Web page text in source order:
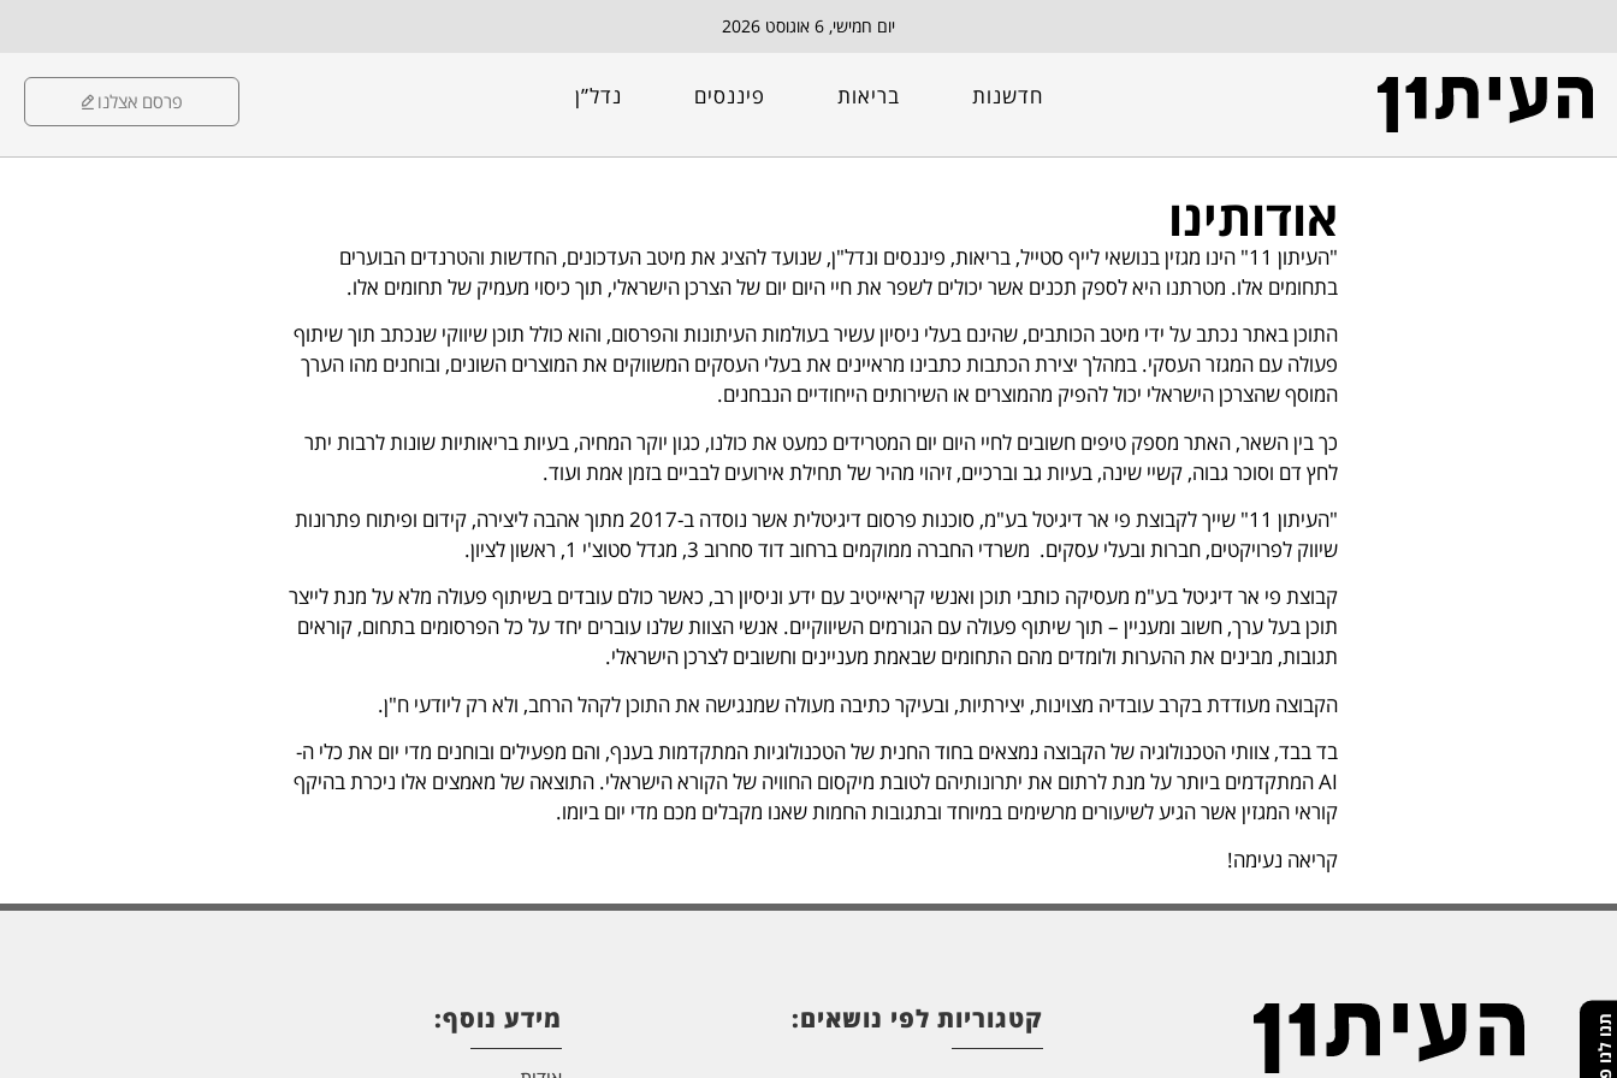
יום חמישי, 6 אוגוסט 2026
חדשנות בריאות פיננסים נדל”ן פרסם אצלנו
אודותינו
"העיתון 11" הינו מגזין בנושאי לייף סטייל, בריאות, פיננסים ונדל"ן, שנועד להציג את מיטב העדכונים, החדשות והטרנדים הבוערים
בתחומים אלו. מטרתנו היא לספק תכנים אשר יכולים לשפר את חיי היום יום של הצרכן הישראלי, תוך כיסוי מעמיק של תחומים אלו.
התוכן באתר נכתב על ידי מיטב הכותבים, שהינם בעלי ניסיון עשיר בעולמות העיתונות והפרסום, והוא כולל תוכן שיווקי שנכתב תוך שיתוף
פעולה עם המגזר העסקי. במהלך יצירת הכתבות כתבינו מראיינים את בעלי העסקים המשווקים את המוצרים השונים, ובוחנים מהו הערך
המוסף שהצרכן הישראלי יכול להפיק מהמוצרים או השירותים הייחודיים הנבחנים.
כך בין השאר, האתר מספק טיפים חשובים לחיי היום יום המטרידים כמעט את כולנו, כגון יוקר המחיה, בעיות בריאותיות שונות לרבות יתר
לחץ דם וסוכר גבוה, קשיי שינה, בעיות גב וברכיים, זיהוי מהיר של תחילת אירועים לבביים בזמן אמת ועוד.
"העיתון 11" שייך לקבוצת פי אר דיגיטל בע"מ, סוכנות פרסום דיגיטלית אשר נוסדה ב-2017 מתוך אהבה ליצירה, קידום ופיתוח פתרונות
שיווק לפרויקטים, חברות ובעלי עסקים. משרדי החברה ממוקמים ברחוב דוד סחרוב 3, מגדל סטוצ'י 1, ראשון לציון.
קבוצת פי אר דיגיטל בע"מ מעסיקה כותבי תוכן ואנשי קריאייטיב עם ידע וניסיון רב, כאשר כולם עובדים בשיתוף פעולה מלא על מנת לייצר
תוכן בעל ערך, חשוב ומעניין – תוך שיתוף פעולה עם הגורמים השיווקיים. אנשי הצוות שלנו עוברים יחד על כל הפרסומים בתחום, קוראים
תגובות, מבינים את ההערות ולומדים מהם התחומים שבאמת מעניינים וחשובים לצרכן הישראלי.
הקבוצה מעודדת בקרב עובדיה מצוינות, יצירתיות, ובעיקר כתיבה מעולה שמנגישה את התוכן לקהל הרחב, ולא רק ליודעי ח"ן.
בד בבד, צוותי הטכנולוגיה של הקבוצה נמצאים בחוד החנית של הטכנולוגיות המתקדמות בענף, והם מפעילים ובוחנים מדי יום את כלי ה-
AI המתקדמים ביותר על מנת לרתום את יתרונותיהם לטובת מיקסום החוויה של הקורא הישראלי. התוצאה של מאמצים אלו ניכרת בהיקף
קוראי המגזין אשר הגיע לשיעורים מרשימים במיוחד ובתגובות החמות שאנו מקבלים מכם מדי יום ביומו.
קריאה נעימה!
קטגוריות לפי נושאים: מידע נוסף: